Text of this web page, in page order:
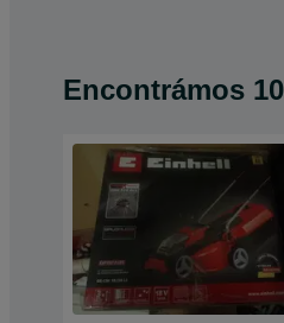
Encontrámos